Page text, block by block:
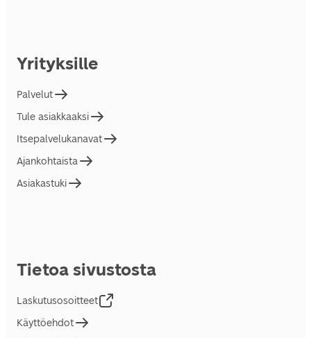
Yrityksille
Palvelut
Tule asiakkaaksi
Itsepalvelukanavat
Ajankohtaista
Asiakastuki
Tietoa sivustosta
Laskutusosoitteet
Käyttöehdot